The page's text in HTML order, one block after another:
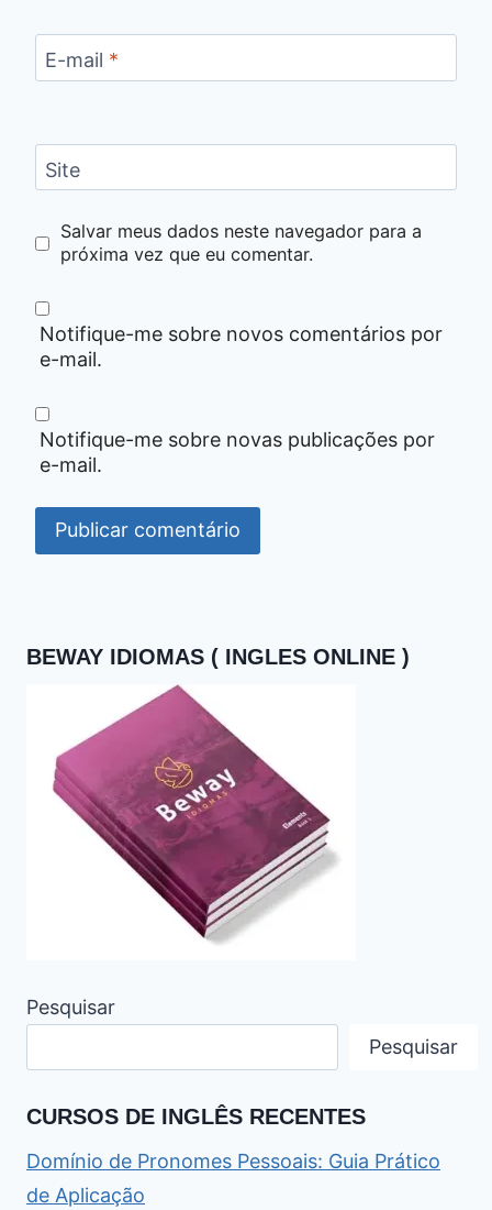
E-mail *
Site
Salvar meus dados neste navegador para a
próxima vez que eu comentar.
Notifique-me sobre novos comentários por
e-mail.
Notifique-me sobre novas publicações por
e-mail.
BEWAY IDIOMAS ( INGLES ONLINE )
Pesquisar
Pesquisar
CURSOS DE INGLÊS RECENTES
Domínio de Pronomes Pessoais: Guia Prático
de Aplicação